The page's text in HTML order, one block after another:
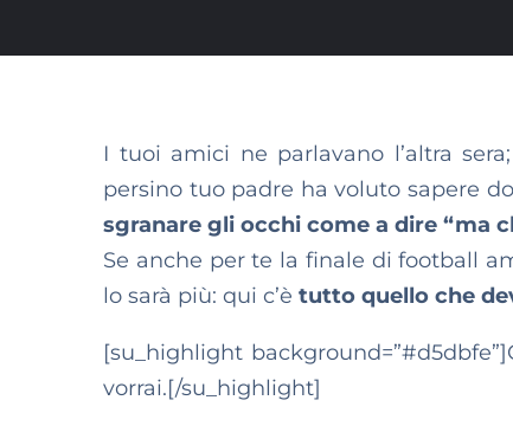
I tuoi amici ne parlavano l’altra
persino tuo padre ha voluto sapere
sgranare gli occhi come a dire “ma
Se anche per te la finale di football
lo sarà più: qui c’è tutto quello che
[su_highlight
vorrai.[/su_highlight]